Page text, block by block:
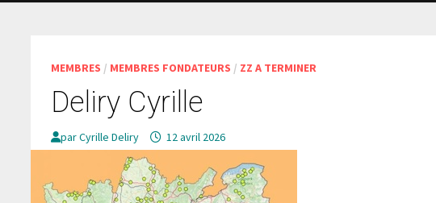
MEMBRES / MEMBRES FONDATEURS / ZZ A TERMINER
Deliry Cyrille
parCyrille Deliry 12 avril 2026